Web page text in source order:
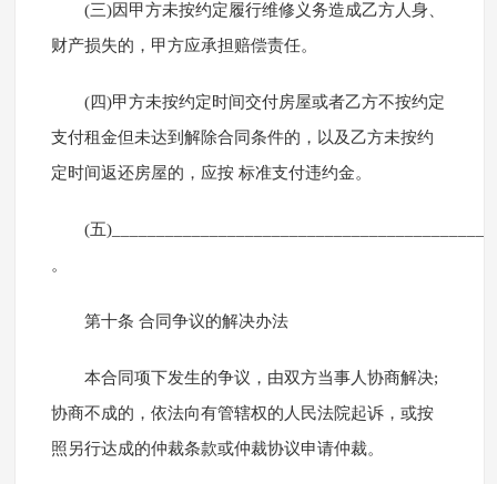
(三)因甲方未按约定履行维修义务造成乙方人身、
财产损失的，甲方应承担赔偿责任。
(四)甲方未按约定时间交付房屋或者乙方不按约定
支付租金但未达到解除合同条件的，以及乙方未按约
定时间返还房屋的，应按 标准支付违约金。
(五
。
第十条 合同争议的解决办法
本合同项下发生的争议，由双方当事人协商解决;
协商不成的，依法向有管辖权的人民法院起诉，或按
照另行达成的仲裁条款或仲裁协议申请仲裁。